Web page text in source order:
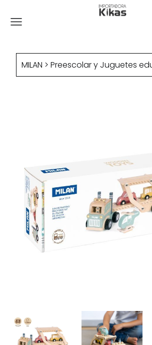
MILAN > Preescolar y Juguetes